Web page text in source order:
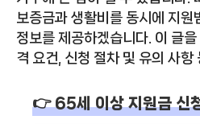
보증금과 생활비를 동시에 지
정보를 제공하겠습니다. 이 글
격 요건, 신청 절차 및 유의 사항
👉 65세 이상 지원금 신